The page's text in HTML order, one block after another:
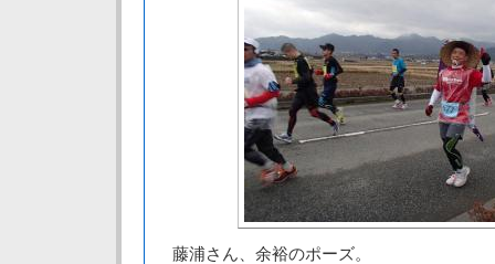
藤浦さん、余裕のポーズ。